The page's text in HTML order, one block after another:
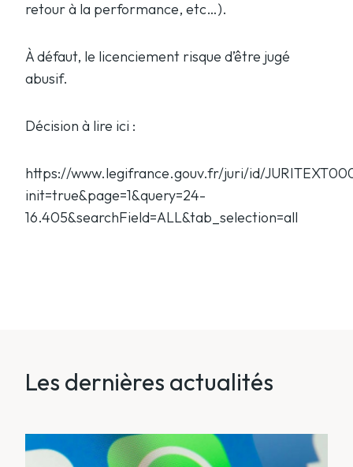
retour à la performance, etc…).
À défaut, le licenciement risque d’être jugé
abusif.
Décision à lire ici :
https://www.legifrance.gouv.fr/juri/id/
init=true&page=1&query=24-
16.405&searchField=ALL&tab_selection=all
Les dernières actualités